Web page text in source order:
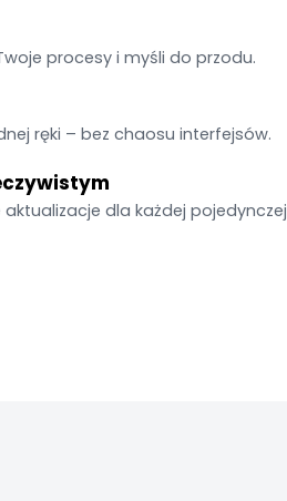
procesy i myśli do przodu.
ręki – bez chaosu interfejsów.
dla każdej pojedynczej